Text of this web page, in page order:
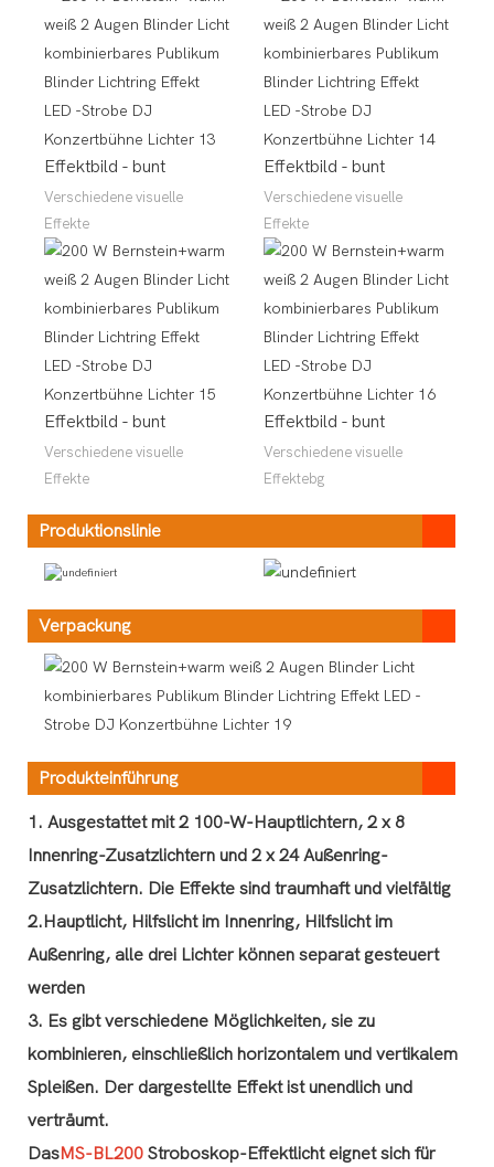
Effektbild - bunt
Verschiedene visuelle
Effekte
Effektbild - bunt
Verschiedene visuelle
Effekte
Effektbild - bunt
Verschiedene visuelle
Effekte
Effektbild - bunt
Verschiedene visuelle
Effektebg
Produktionslinie
Verpackung
Produkteinführung
1. Ausgestattet mit 2 100-W-Hauptlichtern, 2 x 8
Innenring-Zusatzlichtern und 2 x 24 Außenring-
Zusatzlichtern. Die Effekte sind traumhaft und vielfältig
2.Hauptlicht, Hilfslicht im Innenring, Hilfslicht im
Außenring, alle drei Lichter können separat gesteuert
werden
3. Es gibt verschiedene Möglichkeiten, sie zu
kombinieren, einschließlich horizontalem und vertikalem
Spleißen. Der dargestellte Effekt ist unendlich und
verträumt.
DasMS-BL200 Stroboskop-Effektlicht eignet sich für